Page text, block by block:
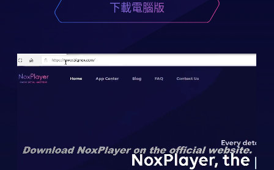
下載電腦版